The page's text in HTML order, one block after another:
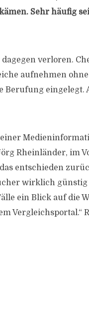
Sehr häufig
verloren.
aufnehmen
Berufung eingelegt.
Rheinländer, im
entschieden
wirklich
ein Blick auf die
Vergleichsportal.“